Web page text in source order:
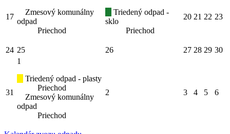
17
Zmesový komunálny
odpad
Priechod
Triedený odpad -
sklo
Priechod
20 21 22 23
24 25 26 27 28 29 30
31
1
Triedený odpad - plasty
Priechod
Zmesový komunálny
odpad
Priechod
2 3 4 5 6